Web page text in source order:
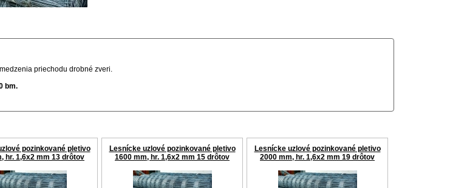
priechodu drobné zveri.
bm.
pozinkované pletivo
hr. 1,6x2 mm 13 drôtov
Lesnícke uzlové pozinkované pletivo
1600 mm, hr. 1,6x2 mm 15 drôtov
Lesnícke uzlové pozinkované pletivo
2000 mm, hr. 1,6x2 mm 19 drôtov